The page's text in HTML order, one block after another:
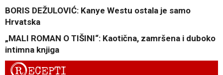
BORIS DEŽULOVIĆ: Kanye Westu ostala je samo
Hrvatska
„MALI ROMAN O TIŠINI“: Kaotična, zamršena i duboko
intimna knjiga
RECEPTI